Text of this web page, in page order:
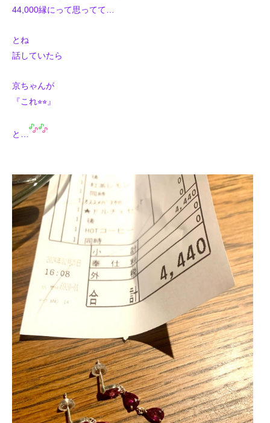
44,000縁にって思ってて…
とね
話していたら
京ちゃんが
『これ⭐︎⭐︎』
と…